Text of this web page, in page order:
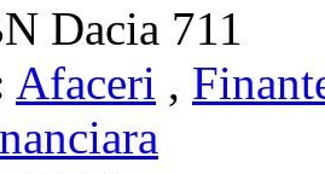
Dacia 711
Afaceri ,